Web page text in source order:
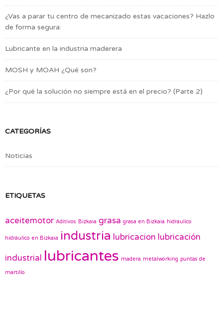
¿Vas a parar tu centro de mecanizado estas vacaciones? Hazlo
de forma segura:
Lubricante en la industria maderera
MOSH y MOAH ¿Qué son?
¿Por qué la solución no siempre está en el precio? (Parte 2)
CATEGORÍAS
Noticias
ETIQUETAS
aceitemotor Aditivos Bizkaia grasa grasa en Bizkaia hidraulico
hidráulico en Bizkaia industria lubricacion lubricación
industrial lubricantes madera metalworking puntas de
martillo